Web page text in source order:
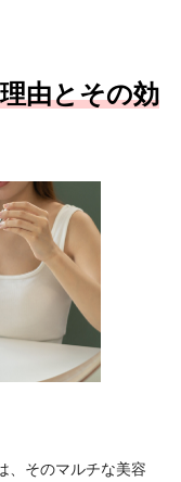
由とその効
、そのマルチな美容